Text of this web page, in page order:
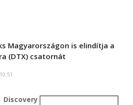
Magyarországon is elindítja a
(DTX) csatornát